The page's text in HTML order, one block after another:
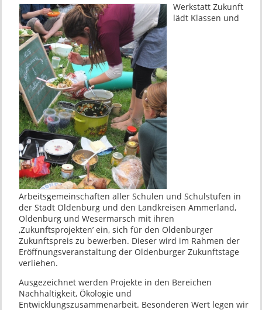
Werkstatt Zukunft
lädt Klassen und
Arbeitsgemeinschaften aller Schulen und Schulstufen in
der Stadt Oldenburg und den Landkreisen Ammerland,
Oldenburg und Wesermarsch mit ihren
‚Zukunftsprojekten’ ein, sich für den Oldenburger
Zukunftspreis zu bewerben. Dieser wird im Rahmen der
Eröffnungsveranstaltung der Oldenburger Zukunftstage
verliehen.
Ausgezeichnet werden Projekte in den Bereichen
Nachhaltigkeit, Ökologie und
Entwicklungszusammenarbeit. Besonderen Wert legen wir